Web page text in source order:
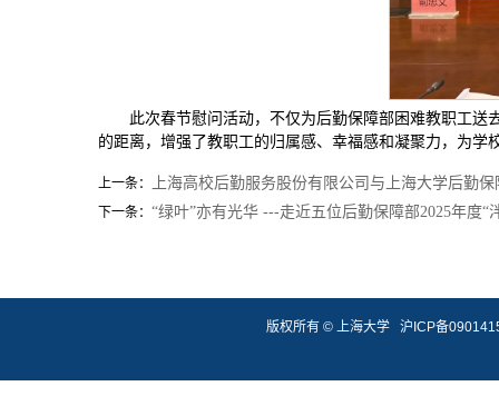
此次春节慰问活动，不仅为后勤保障部困难教职工
的距离，增强了教职工的归属感、幸福感和凝聚力，为学
上一条： 上海高校后勤服务股份有限公司与上海大学后勤
下一条： “绿叶”亦有光华 ---走近五位后勤保障部2025年度“
版权所有 © 上海大学 沪ICP备